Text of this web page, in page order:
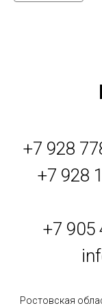
+7 928
+7 928
+7 905
Ростовская